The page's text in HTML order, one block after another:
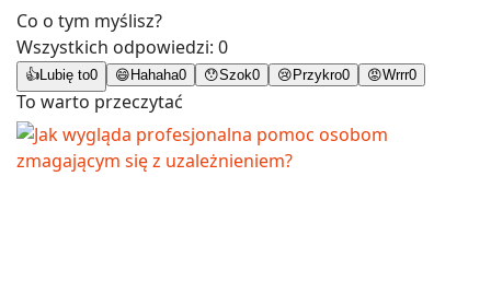
Co o tym myślisz?
Wszystkich odpowiedzi: 0
👍Lubię to0 😄Hahaha0 😯Szok0 😢Przykro0 😡Wrrr0
To warto przeczytać